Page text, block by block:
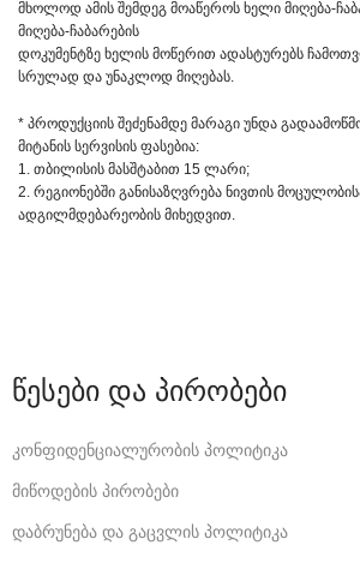
მხოლოდ ამის შემდეგ მოაწეროს ხელი მიღება-
მიღება-ჩაბარების
დოკუმენტზე ხელის მოწერით ადასტურებს
სრულად და უნაკლოდ მიღებას.
* პროდუქციის შეძენამდე მარაგი უნდა
მიტანის სერვისის ფასებია:
1. თბილისის მასშტაბით 15 ლარი;
2. რეგიონებში განისაზღვრება ნივთის
ადგილმდებარეობის მიხედვით.
წესები და პირობები
კონფიდენციალურობის პოლიტიკა
მიწოდების პირობები
დაბრუნება და გაცვლის პოლიტიკა